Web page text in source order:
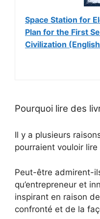
Space Station for
Plan for the First
Civilization
Pourquoi lire des
Il y a plusieurs
pourraient vouloir
Peut-être admirent-
qu’entrepreneur et
inspirant en raison
confronté et de la